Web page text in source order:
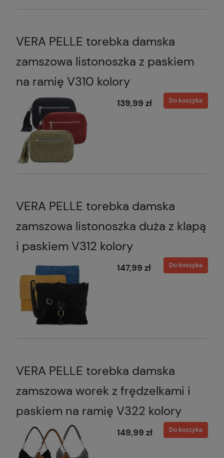
VERA PELLE torebka damska
zamszowa listonoszka z paskiem
na ramię V310 kolory
139,99 zł Do koszyka
VERA PELLE torebka damska
zamszowa listonoszka duża z klapą
i paskiem V312 kolory
147,99 zł Do koszyka
VERA PELLE torebka damska
zamszowa worek z frędzelkami i
paskiem na ramię V322 kolory
149,99 zł Do koszyka